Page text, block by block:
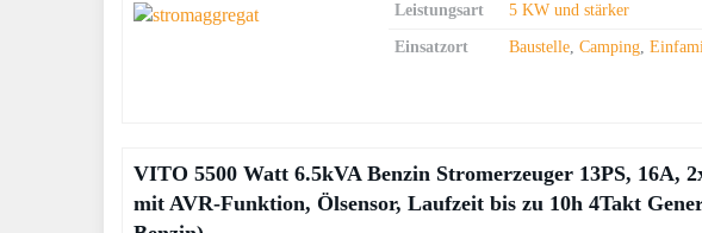
Leistungsart 5 KW und stärker
Einsatzort Baustelle,Camping,
VITO 5500 Watt 6.5kVA Benzin Stromerzeuger 13PS, 16A,
mit AVR-Funktion, Ölsensor, Laufzeit bis zu 10h 4Takt